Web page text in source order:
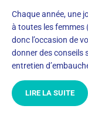
Chaque année, une
à toutes les femmes
donc l’occasion de
donner des conseils
entretien
LIRE LA SUITE